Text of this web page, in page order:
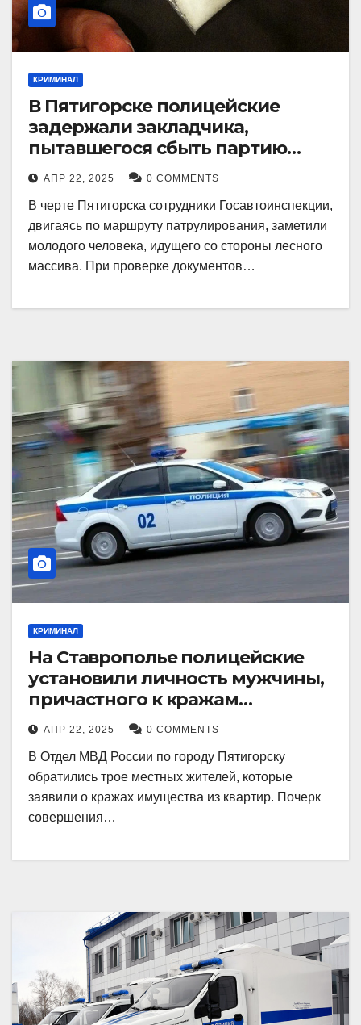
КРИМИНАЛ
В Пятигорске полицейские
задержали закладчика,
пытавшегося сбыть партию
синтетического наркотика
АПР 22, 2025 0 COMMENTS
В черте Пятигорска сотрудники Госавтоинспекции,
двигаясь по маршруту патрулирования, заметили
молодого человека, идущего со стороны лесного
массива. При проверке документов…
КРИМИНАЛ
На Ставрополье полицейские
установили личность мужчины,
причастного к кражам
имущества из квартир в
Пятигорске
АПР 22, 2025 0 COMMENTS
В Отдел МВД России по городу Пятигорску
обратились трое местных жителей, которые
заявили о кражах имущества из квартир. Почерк
совершения…